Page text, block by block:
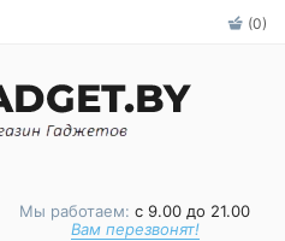
(0)
Мы работаем: с 9.00 до 21.00
Вам перезвонят!